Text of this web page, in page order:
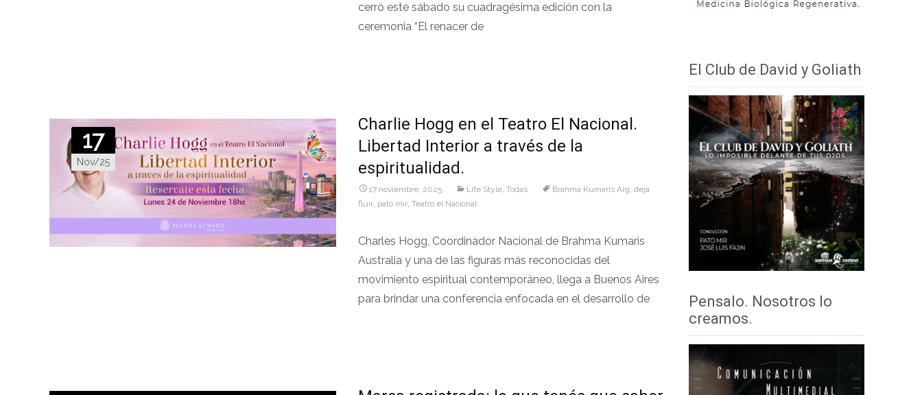
cerró este sábado su cuadragésima edición con la
ceremonia “El renacer de
17
Nov/25
Charlie Hogg en el Teatro El Nacional.
Libertad Interior a través de la
espiritualidad.
17 noviembre, 2025 Life Style, Todas Brahma Kumaris Arg, deja
fluir, pato mir, Teatro el Nacional
Charles Hogg, Coordinador Nacional de Brahma Kumaris
Australia y una de las figuras más reconocidas del
movimiento espiritual contemporáneo, llega a Buenos Aires
para brindar una conferencia enfocada en el desarrollo de
El Club de David y Goliath
Pensalo. Nosotros lo
creamos.